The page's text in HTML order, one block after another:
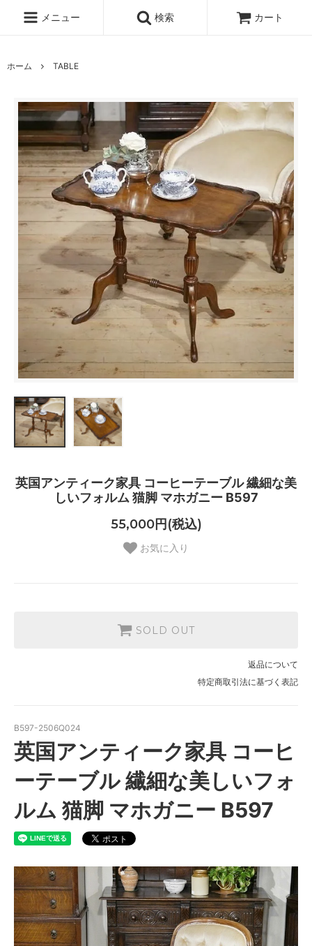
メニュー 検索 カート
ホーム TABLE
英国アンティーク家具 コーヒーテーブル 繊細な美
しいフォルム 猫脚 マホガニー B597
55,000円(税込)
お気に入り
SOLD OUT
返品について
特定商取引法に基づく表記
B597-2506Q024
英国アンティーク家具 コーヒ
ーテーブル 繊細な美しいフォ
ルム 猫脚 マホガニー B597